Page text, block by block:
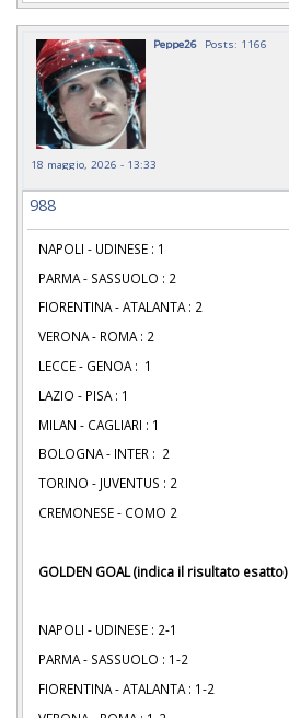
Peppe26 Posts: 1166
18 maggio, 2026 - 13:33
988
NAPOLI - UDINESE : 1
PARMA - SASSUOLO : 2
FIORENTINA - ATALANTA : 2
VERONA - ROMA : 2
LECCE - GENOA : 1
LAZIO - PISA : 1
MILAN - CAGLIARI : 1
BOLOGNA - INTER : 2
TORINO - JUVENTUS : 2
CREMONESE - COMO 2
GOLDEN GOAL (indica il risultato esatto)
NAPOLI - UDINESE : 2-1
PARMA - SASSUOLO : 1-2
FIORENTINA - ATALANTA : 1-2